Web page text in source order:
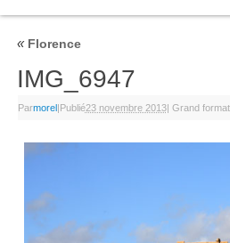
«Florence
IMG_6947
Parmorel|Publié23 novembre 2013| Grand